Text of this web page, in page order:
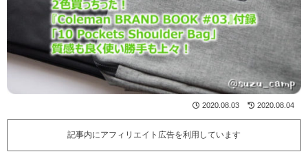
2020.08.03 2020.08.04
記事内にアフィリエイト広告を利用しています